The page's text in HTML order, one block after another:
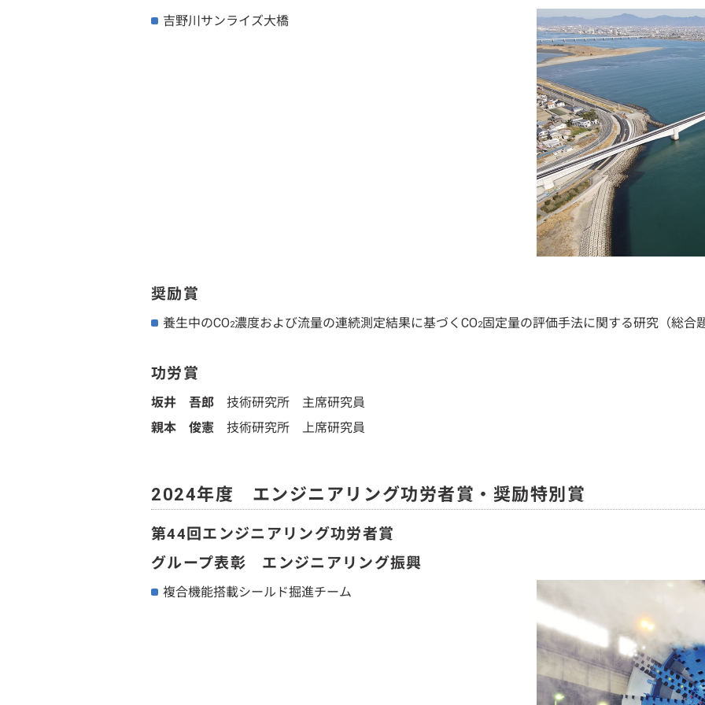
吉野川サンライズ大橋
奨励賞
養生中のCO2濃度および流量の連続測定結果に基づくCO2固定量の評価手法に関する研究（総合
功労賞
坂井 吾郎 技術研究所 主席研究員
親本 俊憲 技術研究所 上席研究員
2024年度 エンジニアリング功労者賞・奨励特別賞
第44回エンジニアリング功労者賞
グループ表彰 エンジニアリング振興
複合機能搭載シールド掘進チーム